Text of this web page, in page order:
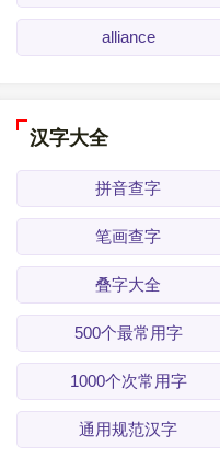
alliance
汉字大全
拼音查字
笔画查字
叠字大全
500个最常用字
1000个次常用字
通用规范汉字